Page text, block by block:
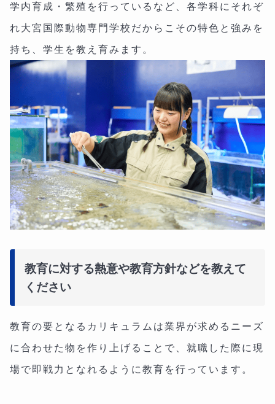
学内育成・繁殖を行っているなど、各学科にそれぞ
れ大宮国際動物専門学校だからこその特色と強みを
持ち、学生を教え育みます。
教育に対する熱意や教育方針などを教えて
ください
教育の要となるカリキュラムは業界が求めるニーズ
に合わせた物を作り上げることで、就職した際に現
場で即戦力となれるように教育を行っています。